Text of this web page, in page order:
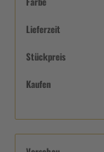
Lieferzeit
Stückpreis
Kaufen